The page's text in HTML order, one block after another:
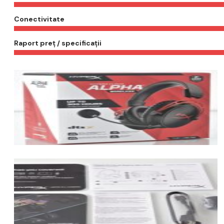
Conectivitate
Raport preț / specificații